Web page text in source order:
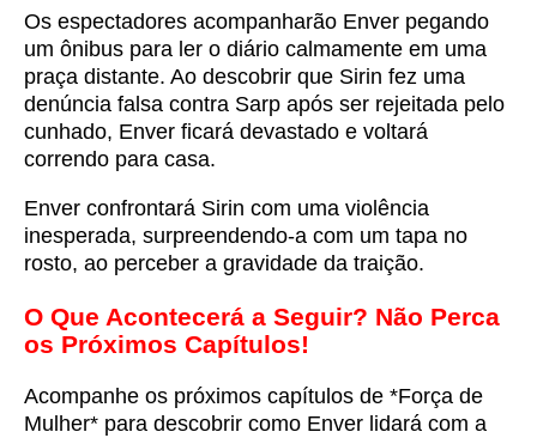
Os espectadores acompanharão Enver pegando
um ônibus para ler o diário calmamente em uma
praça distante. Ao descobrir que Sirin fez uma
denúncia falsa contra Sarp após ser rejeitada pelo
cunhado, Enver ficará devastado e voltará
correndo para casa.
Enver confrontará Sirin com uma violência
inesperada, surpreendendo-a com um tapa no
rosto, ao perceber a gravidade da traição.
O Que Acontecerá a Seguir? Não Perca
os Próximos Capítulos!
Acompanhe os próximos capítulos de *Força de
Mulher* para descobrir como Enver lidará com a